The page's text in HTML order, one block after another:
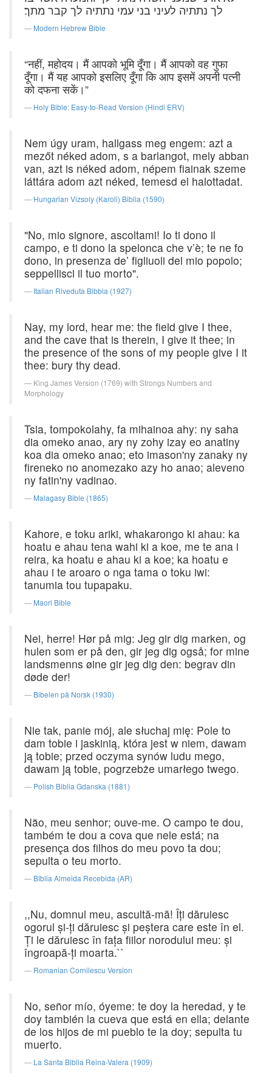
לך נתתיה לעיני בני עמי נתתיה לך קבר מתך׃
Modern Hebrew Bible
“नहीं, महोदय। मैं आपको भूमि दूँगा। मैं आपको वह गुफा
दूँगा। मैं यह आपको इसलिए दूँगा कि आप इसमें अपनी पत्नी
को दफना सकें।”
Holy Bible: Easy-to-Read Version (Hindi ERV)
Nem úgy uram, hallgass meg engem: azt a
mezőt néked adom, s a barlangot, mely abban
van, azt is néked adom, népem fiainak szeme
láttára adom azt néked, temesd el halottadat.
Hungarian Vizsoly (Karoli) Biblia (1590)
"No, mio signore, ascoltami! Io ti dono il
campo, e ti dono la spelonca che v’è; te ne fo
dono, in presenza de’ figliuoli del mio popolo;
seppellisci il tuo morto".
Italian Riveduta Bibbia (1927)
Nay, my lord, hear me: the field give I thee,
and the cave that is therein, I give it thee; in
the presence of the sons of my people give I it
thee: bury thy dead.
King James Version (1769) with Strongs Numbers and
Morphology
Tsia, tompokolahy, fa mihainoa ahy: ny saha
dia omeko anao, ary ny zohy izay eo anatiny
koa dia omeko anao; eto imason'ny zanaky ny
fireneko no anomezako azy ho anao; aleveno
ny fatin'ny vadinao.
Malagasy Bible (1865)
Kahore, e toku ariki, whakarongo ki ahau: ka
hoatu e ahau tena wahi ki a koe, me te ana i
reira, ka hoatu e ahau ki a koe; ka hoatu e
ahau i te aroaro o nga tama o toku iwi:
tanumia tou tupapaku.
Maori Bible
Nei, herre! Hør på mig: Jeg gir dig marken, og
hulen som er på den, gir jeg dig også; for mine
landsmenns øine gir jeg dig den: begrav din
døde der!
Bibelen på Norsk (1930)
Nie tak, panie mój, ale słuchaj mię: Pole to
dam tobie i jaskinią, która jest w niem, dawam
ją tobie; przed oczyma synów ludu mego,
dawam ją tobie, pogrzebże umarłego twego.
Polish Biblia Gdanska (1881)
Não, meu senhor; ouve-me. O campo te dou,
também te dou a cova que nele está; na
presença dos filhos do meu povo ta dou;
sepulta o teu morto.
Bíblia Almeida Recebida (AR)
,,Nu, domnul meu, ascultă-mă! Îţi dăruiesc
ogorul şi-ţi dăruiesc şi peştera care este în el.
Ţi le dăruiesc în faţa fiilor norodului meu: şi
îngroapă-ţi moarta.``
Romanian Cornilescu Version
No, señor mío, óyeme: te doy la heredad, y te
doy también la cueva que está en ella; delante
de los hijos de mi pueblo te la doy; sepulta tu
muerto.
La Santa Biblia Reina-Valera (1909)